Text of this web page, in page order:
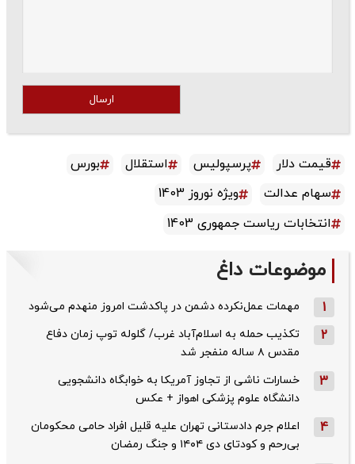
ارسال
قیمت دلار پرسپولیس استقلال
بورس
سهام عدالت
ویژه نوروز 1403
انتخابات ریاست جمهوری 1403
موضوعات داغ
1 مهمات عمل‌نکرده دشمن در پاکدشت امروز منهدم می‌شود
2
تکذیب حمله به اسلام‌آباد غرب/ گلوله توپ زمان دفاع
مقدس ۸ ساله منفجر شد
3
خسارات ناشی از تجاوز آمریکا به خوابگاه دانشجویی
دانشگاه علوم پزشکی اهواز + عکس
4
اعلام جرم دادستانی تهران علیه قلیل افراد حامی محکومان
بی‌رحم و کودتای دی‌ ۱۴۰۴ و جنگ رمضان